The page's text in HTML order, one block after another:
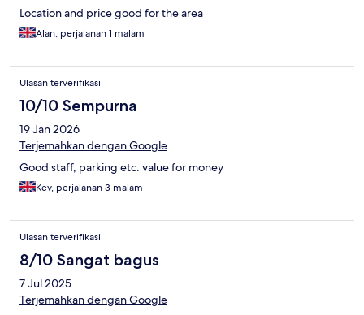
Location and price good for the area
Alan, perjalanan 1 malam
Ulasan terverifikasi
10/10 Sempurna
19 Jan 2026
Terjemahkan dengan Google
Good staff, parking etc. value for money
Kev, perjalanan 3 malam
Ulasan terverifikasi
8/10 Sangat bagus
7 Jul 2025
Terjemahkan dengan Google